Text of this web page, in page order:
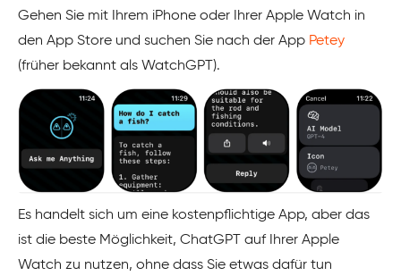
Gehen Sie mit Ihrem iPhone oder Ihrer Apple Watch in
den App Store und suchen Sie nach der App Petey
(früher bekannt als WatchGPT).
Es handelt sich um eine kostenpflichtige App, aber das
ist die beste Möglichkeit, ChatGPT auf Ihrer Apple
Watch zu nutzen, ohne dass Sie etwas dafür tun